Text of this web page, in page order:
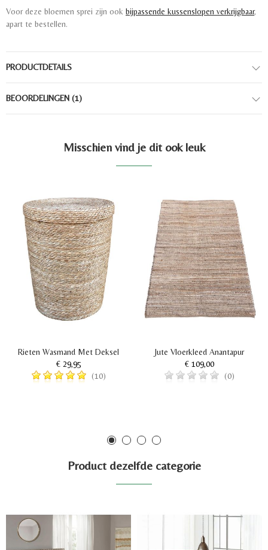
Voor deze bloemen sprei zijn ook bijpassende kussenslopen verkrijgbaar,
apart te bestellen.
PRODUCTDETAILS
BEOORDELINGEN (1)
Misschien vind je dit ook leuk
Rieten Wasmand Met Deksel
€ 29,95
(10)
Jute Vloerkleed Anantapur
€ 109,00
(0)
Product dezelfde categorie